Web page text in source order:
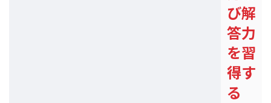
び解
答力
を習
得す
る